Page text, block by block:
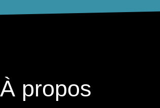
À proposJe suis tombé sur ce site